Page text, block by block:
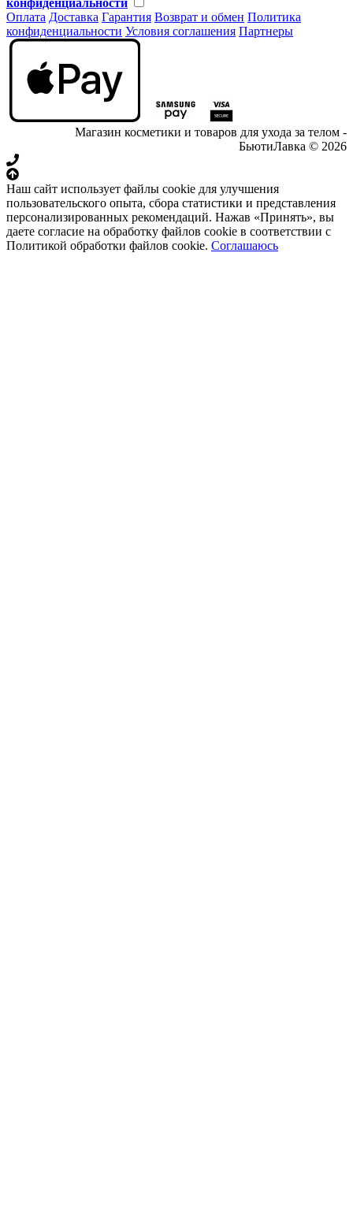
Оплата Доставка Гарантия Возврат и обмен Политика
конфиденциальности Условия соглашения Партнеры
Магазин косметики и товаров для ухода за телом -
БьютиЛавка © 2026
Наш сайт использует файлы cookie для улучшения
пользовательского опыта, сбора статистики и представления
персонализированных рекомендаций. Нажав «Принять», вы
даете согласие на обработку файлов cookie в соответствии с
Политикой обработки файлов cookie. Соглашаюсь